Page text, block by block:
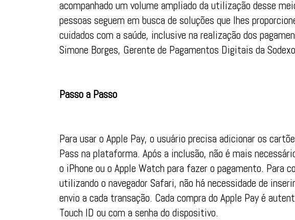
acompanhado um volume ampliado da utilização desse
pessoas seguem em busca de soluções que lhes
cuidados com a saúde, inclusive na realização dos
Simone Borges, Gerente de Pagamentos Digitais da
Passo a Passo
Para usar o Apple Pay, o usuário precisa adicionar os
Pass na plataforma. Após a inclusão, não é mais
o iPhone ou o Apple Watch para fazer o pagamento. Para
utilizando o navegador Safari, não há necessidade de
envio a cada transação. Cada compra do Apple Pay é
Touch ID ou com a senha do dispositivo.